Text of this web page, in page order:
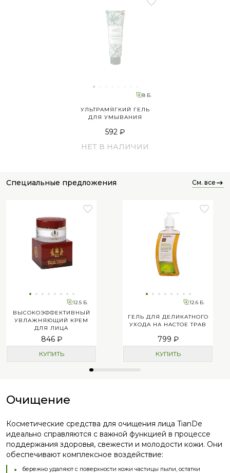
8 Б.
УЛЬТРАМЯГКИЙ ГЕЛЬ
ДЛЯ УМЫВАНИЯ
592 ₽
НЕТ В НАЛИЧИИ
специальные предложения см. все
12.5 Б.
ВЫСОКОЭФФЕКТИВНЫЙ
УВЛАЖНЯЮЩИЙ КРЕМ
ДЛЯ ЛИЦА
846 ₽
КУПИТЬ
12.6 Б.
ГЕЛЬ ДЛЯ ДЕЛИКАТНОГО
УХОДА НА НАСТОЕ ТРАВ
799 ₽
КУПИТЬ
Очищение
Косметические средства для очищения лица TianDe
идеально справляются с важной функцией в процессе
поддержания здоровья, свежести и молодости кожи. Они
обеспечивают комплексное воздействие:
бережно удаляют с поверхности кожи частицы пыли, остатки